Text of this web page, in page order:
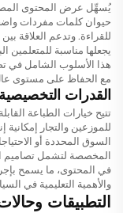
يُسهِّل عرض المحتوى
حيوان كلمات مفردات
للقراءة. وتدعم العلاقة
يجعلها مناسبة
هذا الأسلوب الشامل في
مع الحفاظ على مستوى
القدرات التخصيصية
تتيح خيارات الطباعة
للموزعين والتجار
السوق المحددة أو
المخصصة لتشمل تصاميم
في المحتوى، ما يسمح
والأهمية التعليمية في
التطبيقات